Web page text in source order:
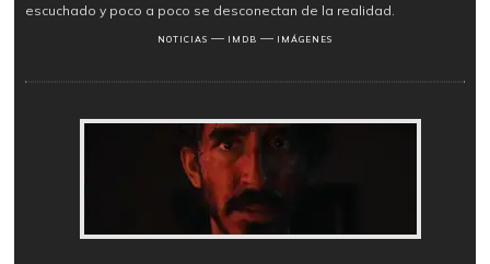
escuchado y poco a poco se desconectan de la realidad.
NOTICIAS ― IMDB ― IMÁGENES